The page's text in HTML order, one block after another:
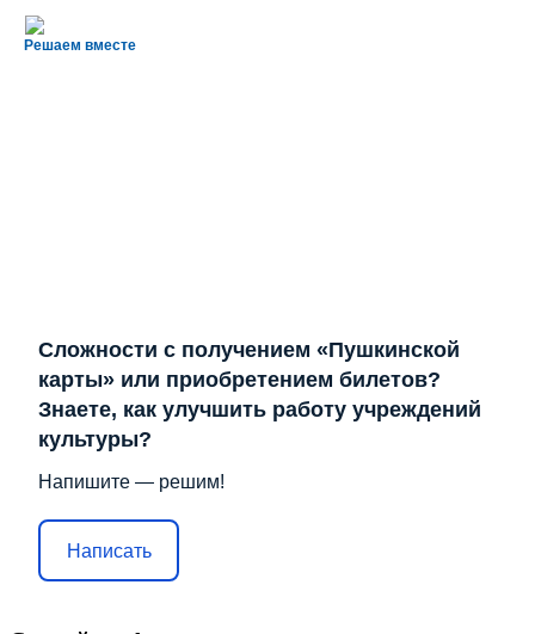
Решаем вместе
Сложности с получением «Пушкинской
карты» или приобретением билетов?
Знаете, как улучшить работу учреждений
культуры?
Напишите — решим!
Написать